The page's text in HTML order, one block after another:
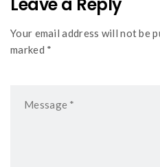
Your email address will not be
marked *